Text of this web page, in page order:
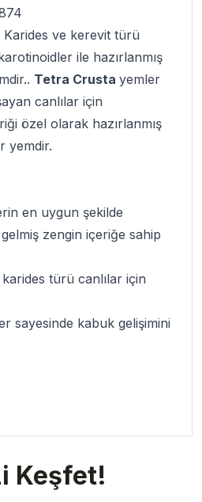
Karides ve kerevit türü
ile hazırlanmış
Tetra Crusta yemler
canlılar için
özel olarak hazırlanmış
yemdir.
en uygun şekilde
zengin içeriğe sahip
türü canlılar için
sayesinde kabuk gelişimini
Keşfet!